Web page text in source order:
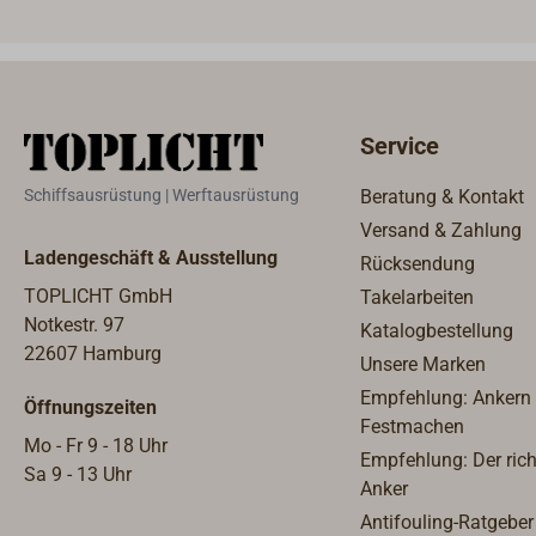
Um
Seite
Schiffsausrüstung | Werftausrüstung
Ladengeschäft & Ausstellung
TOPLICHT GmbH
Notkestr. 97
22607 Hamburg
Öffnungszeiten
Mo - Fr 9 - 18 Uhr
Sa 9 - 13 Uhr
Service
Beratung & Kontakt
Versand & Zahlung
Rücksendung
Takelarbeiten
Katalogbestellung
Unsere Marken
Empfehlung: Ankern
Festmachen
Empfehlung: Der
Anker
Antifouling-Ratgeber